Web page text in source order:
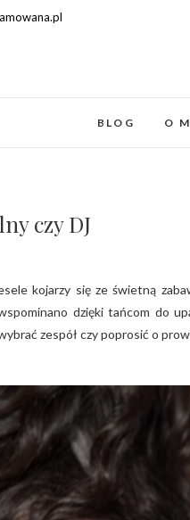
BLOG O
czy DJ
dzięki tańcom do
zespół czy poprosić o